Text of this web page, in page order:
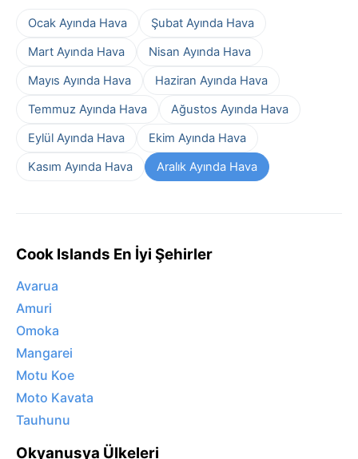
Ocak Ayında Hava
Şubat Ayında Hava
Mart Ayında Hava
Nisan Ayında Hava
Mayıs Ayında Hava
Haziran Ayında Hava
Temmuz Ayında Hava
Ağustos Ayında Hava
Eylül Ayında Hava
Ekim Ayında Hava
Kasım Ayında Hava
Aralık Ayında Hava
Cook Islands En İyi Şehirler
Avarua
Amuri
Omoka
Mangarei
Motu Koe
Moto Kavata
Tauhunu
Okyanusya Ülkeleri